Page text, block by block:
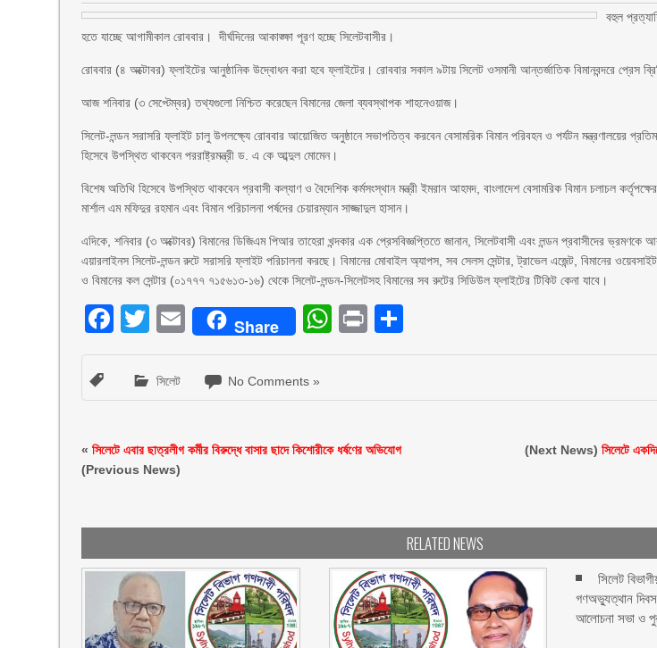
বহুল
হতে যাচ্ছে আগামীকাল রোববার। দীর্ঘদিনের আকাঙ্ক্ষা পূরণ হচ্ছে সিলেটবাসীর।
রোববার (৪ অক্টোবর) ফ্লাইটের আনুষ্ঠানিক উদ্বোধন করা হবে ফ্লাইটের। রোববার সকাল ৯টায় সিলেট ওসমানী আন্তর্জাতিক বিমানবন্দরে প্রেস
আজ শনিবার (৩ সেপ্টেম্বর) তথ্যগুলো নিশ্চিত করেছেন বিমানের জেলা ব্যবস্থাপক শাহনেওয়াজ।
সিলেট-লন্ডন সরাসরি ফ্লাইট চালু উপলক্ষ্যে রোববার আয়োজিত অনুষ্ঠানে সভাপতিত্ব করবেন বেসামরিক বিমান পরিবহন ও পর্যটন মন্ত্রণালয়ের
হিসেবে উপস্থিত থাকবেন পররাষ্ট্রমন্ত্রী ড. এ কে আব্দুল মোমেন।
বিশেষ অতিথি হিসেবে উপস্থিত থাকবেন প্রবাসী কল্যাণ ও বৈদেশিক কর্মসংস্থান মন্ত্রী ইমরান আহমদ, বাংলাদেশ বেসামরিক বিমান চলাচল
মার্শাল এম মফিদুর রহমান এবং বিমান পরিচালনা পর্ষদের চেয়ারম্যান সাজ্জাদুল হাসান।
এদিকে, শনিবার (৩ অক্টোবর) বিমানের ডিজিএম পিআর তাহেরা খন্দকার এক প্রেসবিজ্ঞপ্তিতে জানান, সিলেটবাসী এবং লন্ডন প্রবাসীদের ভ্রমণকে
এয়ারলাইনস সিলেট-লন্ডন রুটে সরাসরি ফ্লাইট পরিচালনা করছে। বিমানের মোবাইল অ্যাপস, সব সেলস সেন্টার, ট্রাভেল এজেন্ট, বিমানের
ও বিমানের কল সেন্টার (০১৭৭৭ ৭১৫৬১৩-১৬) থেকে সিলেট-লন্ডন-সিলেটসহ বিমানের সব রুটের সিডিউল ফ্লাইটের টিকিট কেনা যাবে।
Facebook
Twitter
EmailShare WhatsApp
Print
সিলেট No Comments »
«সিলেটে এবার ছাত্রলীগ কর্মীর বিরুদ্ধে বাসার ছাদে কিশোরীকে ধর্ষণের অভিযোগ
(Previous News)
(Next News)সিলেটে
RELATED NEWS
সিলেট
গণঅভ্যুত্থান
আলোচনা সভা ও